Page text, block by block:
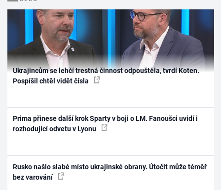
Ukrajincům se lehčí trestná činnost odpouštěla, tvrdí Koten.
Pospíšil chtěl vidět čísla
Prima přinese další krok Sparty v boji o LM. Fanoušci uvidí i
rozhodující odvetu v Lyonu
Rusko našlo slabé místo ukrajinské obrany. Útočit může téměř
bez varování